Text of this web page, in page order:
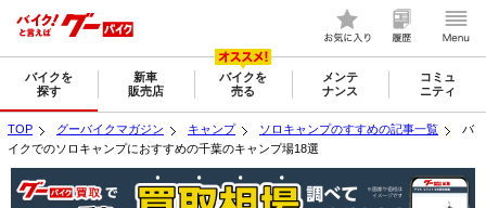
バイクを
探す
新車
販売店
バイクを
売る
メンテ
ナンス
コミュ
ニティ
TOP グーバイクマガジン キャンプ ソロキャンプのすすめの記事一覧
バ
イクでのソロキャンプにおすすめの千葉のキャンプ場18選